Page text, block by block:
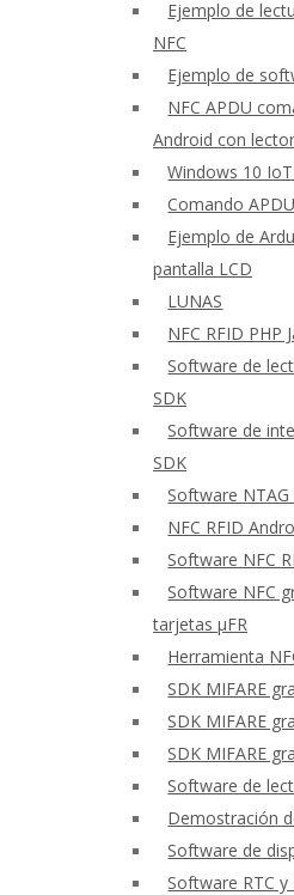
Ejemplo de
NFC
Ejemplo de
NFC APDU
Android con
Windows 10
Comando
Ejemplo de
pantalla LCD
LUNAS
NFC RFID PHP
Software de
SDK
Software de
SDK
Software
NFC RFID
Software NFC
Software NFC
tarjetas μFR
Herramienta
SDK MIFARE
SDK MIFARE
SDK MIFARE
Software de
Demostración
Software de
Software RTC y